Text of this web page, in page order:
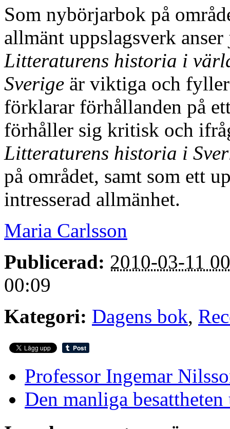
Som nybörjarbok på
allmänt uppslagsverk
Litteraturens historia i
Sverige är viktiga och
förklarar förhållanden på
förhåller sig kritisk och
Litteraturens historia i
på området, samt som ett
intresserad allmänhet.
Maria Carlsson
Publicerad: 2010-03-11
00:09
Kategori: Dagens bok,
Professor Ingemar
Den manliga